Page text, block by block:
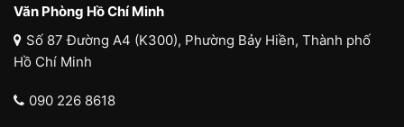
Văn Phòng Hồ Chí Minh
Số 87 Đường A4 (K300), Phường Bảy Hiền, Thành phố
Hồ Chí Minh
090 226 8618